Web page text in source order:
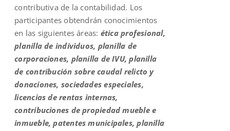
contributiva de la contabilidad. Los
participantes obtendrán conocimientos
en las siguientes áreas: ética profesional,
planilla de individuos, planilla de
corporaciones, planilla de IVU, planilla
de contribución sobre caudal relicto y
donaciones, sociedades especiales,
licencias de rentas internas,
contribuciones de propiedad mueble e
inmueble, patentes municipales, planilla